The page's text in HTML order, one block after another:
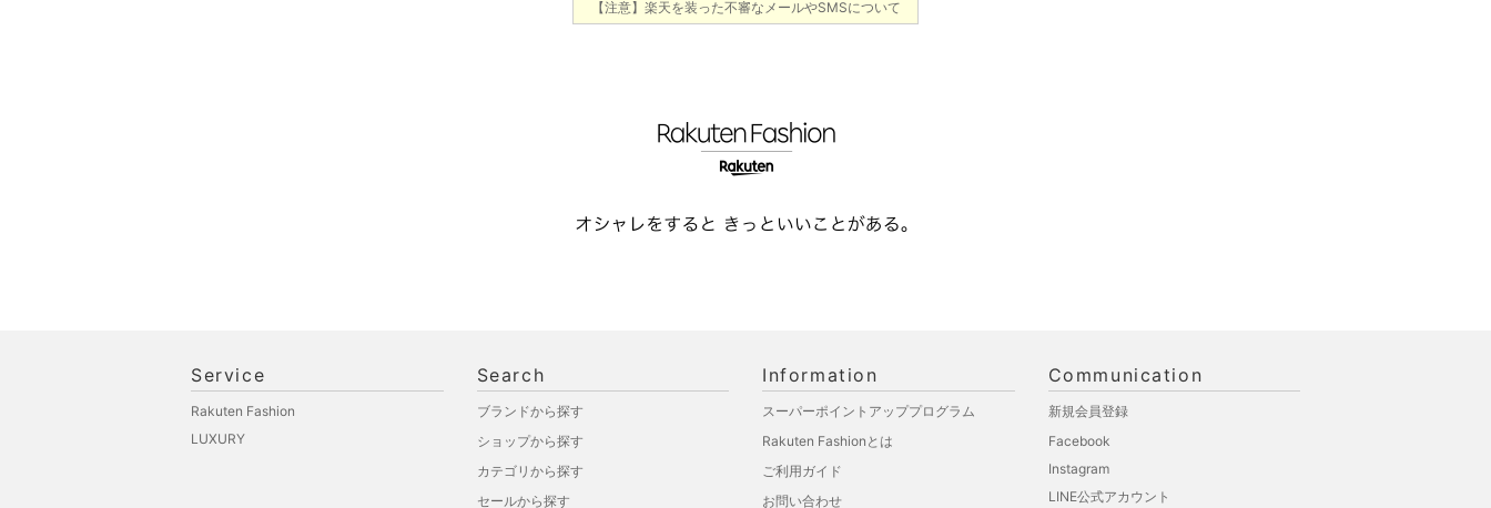
【注意】楽天を装った不審なメールやSMSについて
Service
Rakuten Fashion
LUXURY
Search
ブランドから探す
ショップから探す
カテゴリから探す
セールから探す
Information
スーパーポイントアッププログラム
Rakuten Fashionとは
ご利用ガイド
お問い合わせ
Communication
新規会員登録
Facebook
Instagram
LINE公式アカウント